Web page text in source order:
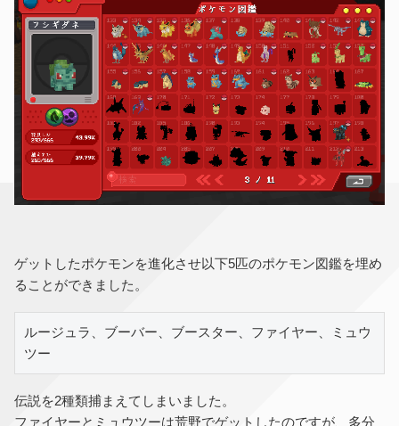
ゲットしたポケモンを進化させ以下5匹のポケモン図鑑を埋め
ることができました。
ルージュラ、ブーバー、ブースター、ファイヤー、ミュウ
ツー
伝説を2種類捕まえてしまいました。
ファイヤーとミュウツーは荒野でゲットしたのですが、多分